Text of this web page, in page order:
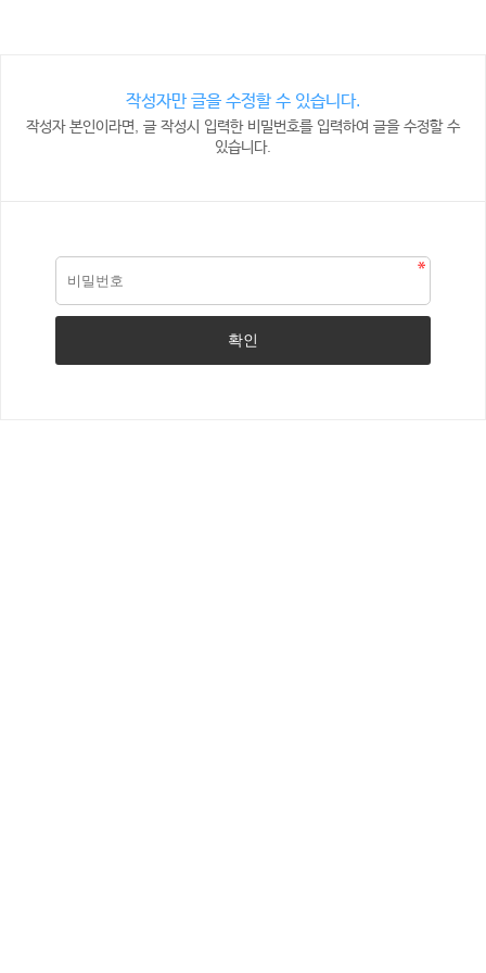
작성자만 글을 수정할 수 있습니다.
작성자 본인이라면, 글 작성시 입력한 비밀번호를 입력하여 글을 수정할 수
있습니다.